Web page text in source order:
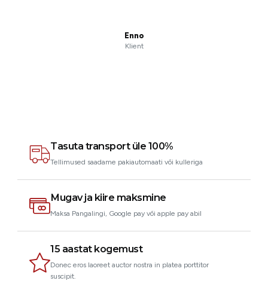
Tasuta transport üle 100%
Tellimused saadame pakiautomaati või kulleriga
Mugav ja kiire maksmine
Maksa Pangalingi, Google pay või apple pay abil
15 aastat kogemust
Donec eros laoreet auctor nostra in platea porttitor
suscipit.